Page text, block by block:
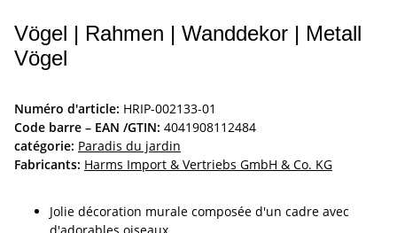
Vögel | Rahmen | Wanddekor | Metall
Vögel
Numéro d'article: HRIP-002133-01
Code barre – EAN /GTIN: 4041908112484
catégorie: Paradis du jardin
Fabricants: Harms Import & Vertriebs GmbH & Co. KG
Jolie décoration murale composée d'un cadre avec